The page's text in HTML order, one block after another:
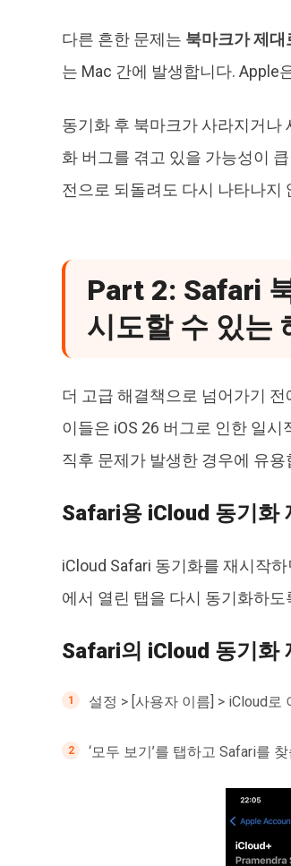
다른 흔한 문제는 북마크가 제대
는 Mac 간에 발생합니다. Apple
동기화 후 북마크가 사라지거나
화 버그를 겪고 있을 가능성이
전으로 되돌려도 다시 나타나지
Part 2: Safari
시도할 수 있는
더 고급 해결책으로 넘어가기
이들은 iOS 26 버그로 인한 일
직후 문제가 발생한 경우에 유용
Safari용 iCloud 동기화
iCloud Safari 동기화를 재시작
에서 열린 탭을 다시 동기화하
Safari의 iCloud 동기화
설정 > [사용자 이름] > iCloud로
‘모두 보기’를 탭하고 Safari를